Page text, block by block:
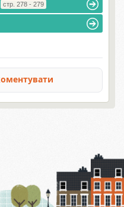
стр. 278 - 279